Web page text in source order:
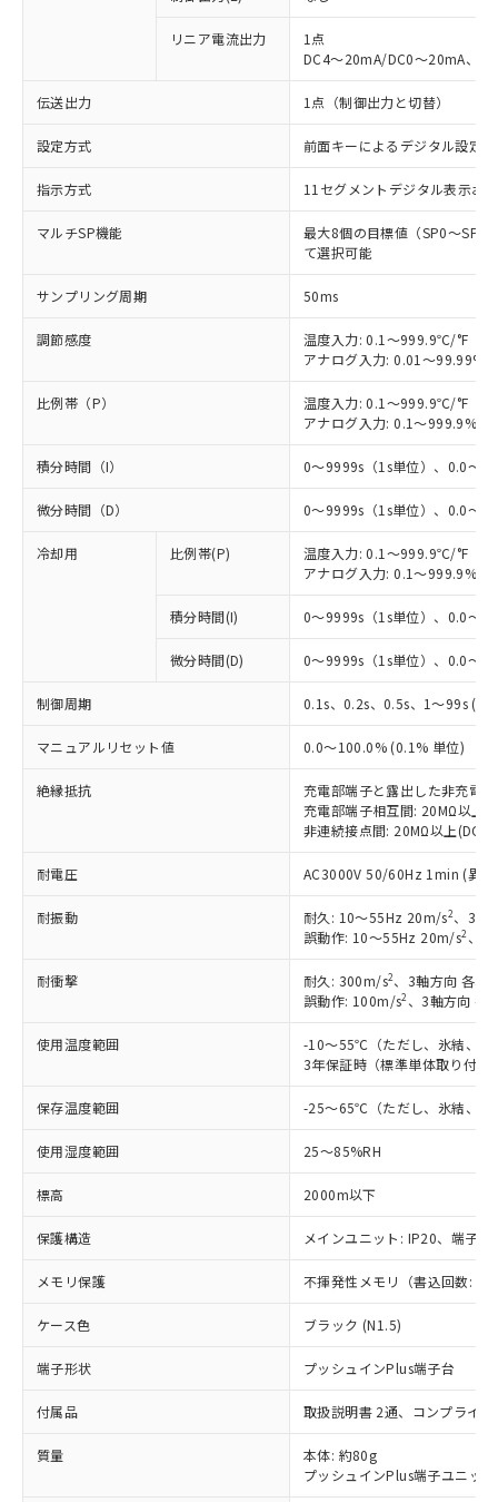
リニア電流出力
1点
DC4～20mA/DC0～20mA、
伝送出力 1点（制御出力と切替）
設定方式 前面キーによるデジタル設定(
指示方式 11セグメントデジタル表示お
マルチSP機能
最大8個の目標値（SP0～SP7
て選択可能
サンプリング周期 50ms
調節感度
温度入力: 0.1～999.9℃/°F（
アナログ入力: 0.01～
比例帯（P）
温度入力: 0.1～999.9℃/°F（
アナログ入力: 0.1～999.9%FS
積分時間（I） 0～9999s（1s単位）、0.0～
微分時間（D） 0～9999s（1s単位）、0.0～
冷却用 比例帯(P)
温度入力: 0.1～999.9℃/°F（
アナログ入力: 0.1～999.9%FS
積分時間(I) 0～9999s（1s単位）、0.0～
微分時間(D) 0～9999s（1s単位）、0.0～
制御周期 0.1s、0.2s、0.5s、1～99s (1s
マニュアルリセット値 0.0～100.0% (0.1% 単位)
絶縁抵抗
充電部端子と露出した非充電
充電部端子相互間: 20MΩ以上
非連続接点間: 20MΩ以上
耐電圧 AC3000V 50/60Hz 1min (異極
耐振動 耐久: 10～55Hz 20m/s2、3軸
誤動作: 10～55Hz 20m/s2 、3
耐衝撃 耐久: 300m/s2、3軸方向 各3回
誤動作: 100m/s2 、3軸方向 各
使用温度範囲
-10～55℃（ただし、氷結、結
3年保証時（標準単体取り付
保存温度範囲 -25～65℃（ただし、氷結、結
使用湿度範囲 25～85%RH
標高 2000m以下
保護構造 メインユニット: IP20、端子
メモリ保護 不揮発性メモリ（書込回数:
ケース色 ブラック (N1.5)
端子形状 プッシュインPlus端子台
付属品 取扱説明書 2通、コンプライ
質量
本体: 約80g
プッシュインPlus端子ユニッ
対応済み：EU RoHS指令（10物質）の
非含有に対応した製品が提供可能な商品で
対応予定：EU RoHS指令（10物質）の非含
有に対応した製品に切り替える予定のある